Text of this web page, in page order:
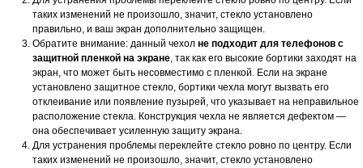
таких изменений не произошло, значит, стекло установлено
правильно, и ваш экран дополнительно защищен.
Обратите внимание: данный чехол не подходит для телефонов с
защитной пленкой на экране, так как его высокие бортики заходят на
экран, что может быть несовместимо с пленкой. Если на экране
установлено защитное стекло, бортики чехла могут вызвать его
отклеивание или появление пузырей, что указывает на неправильное
расположение стекла. Конструкция чехла не является дефектом —
она обеспечивает усиленную защиту экрана.
Для устранения проблемы переклейте стекло ровно по центру. Если
таких изменений не произошло, значит, стекло установлено